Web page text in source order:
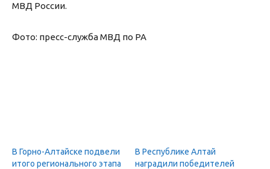
МВД России.
Фото: пресс-служба МВД по РА
В Горно-Алтайске подвели
итого регионального этапа
В Республике Алтай
наградили победителей